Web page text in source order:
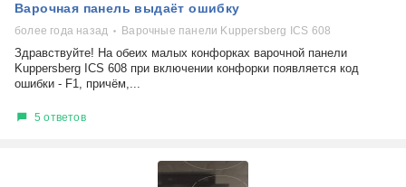
Варочная панель выдаёт ошибку
более года назад Варочные панели Kuppersberg ICS 608
Здравствуйте! На обеих малых конфорках варочной панели
Kuppersberg ICS 608 при включении конфорки появляется код
ошибки - F1, причём,...
5 ответов